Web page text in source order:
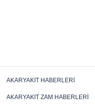
AKARYAKIT HABERLERI
AKARYAKIT ZAM HABERLERI